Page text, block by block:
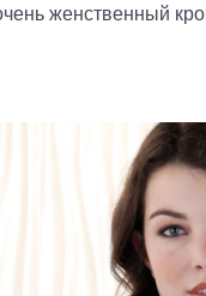
женственный